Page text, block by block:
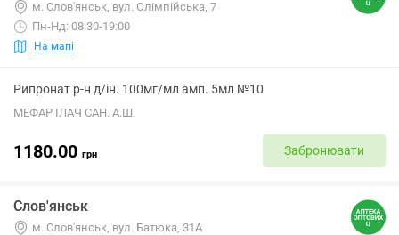
м. Слов'янськ, вул. Олімпійська, 7
Пн-Нд: 08:30-19:00
На мапі
Рипронат р-н д/ін. 100мг/мл амп. 5мл №10
МЕФАР ІЛАЧ САН. А.Ш.
1180.00 грн Забронювати
Слов'янськ
м. Слов'янськ, вул. Батюка, 31А